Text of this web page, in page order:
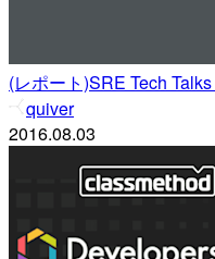
(レポート)SRE Tech
quiver
2016.08.03